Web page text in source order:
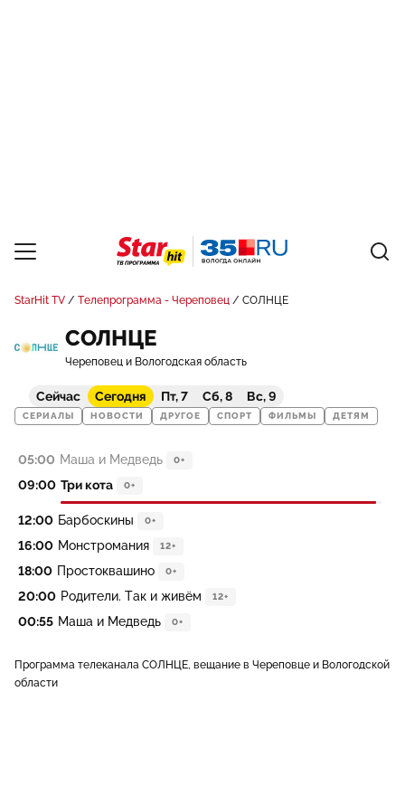
StarHit TV Телепрограмма - Череповец СОЛНЦЕ
СОЛНЦЕ
Череповец и Вологодская область
Сейчас Сегодня Пт, 7 Сб, 8 Вс, 9
СЕРИАЛЫ НОВОСТИ ДРУГОЕ СПОРТ ФИЛЬМЫ ДЕТЯМ
05:00 Маша и Медведь 0+
09:00 Три кота 0+
12:00 Барбоскины 0+
16:00 Монстромания 12+
18:00 Простоквашино 0+
20:00 Родители. Так и живём 12+
00:55 Маша и Медведь 0+
Программа телеканала СОЛНЦЕ, вещание в Череповце и Вологодской
области